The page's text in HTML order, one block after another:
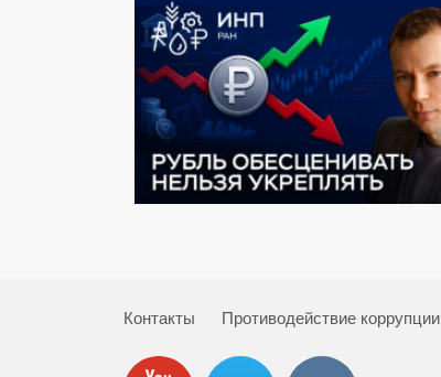
Контакты Противодействие коррупции